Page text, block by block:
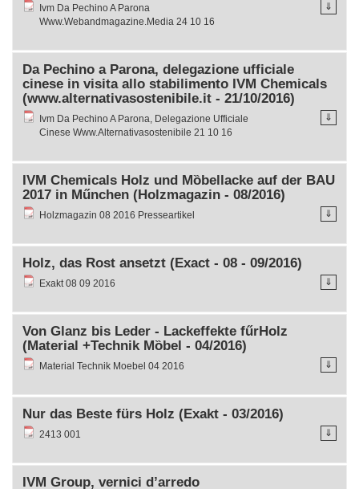
Ivm Da Pechino A Parona
Www.Webandmagazine.Media 24 10 16
⇓
Da Pechino a Parona, delegazione ufficiale
cinese in visita allo stabilimento IVM Chemicals
(www.alternativasostenibile.it - 21/10/2016)
Ivm Da Pechino A Parona, Delegazione Ufficiale
Cinese Www.Alternativasostenibile 21 10 16
⇓
IVM Chemicals Holz und Mȍbellacke auf der BAU
2017 in Műnchen (Holzmagazin - 08/2016)
Holzmagazin 08 2016 Presseartikel ⇓
Holz, das Rost ansetzt (Exact - 08 - 09/2016)
Exakt 08 09 2016 ⇓
Von Glanz bis Leder - Lackeffekte fűrHolz
(Material +Technik Mȍbel - 04/2016)
Material Technik Moebel 04 2016 ⇓
Nur das Beste fürs Holz (Exakt - 03/2016)
2413 001 ⇓
IVM Group, vernici d’arredo